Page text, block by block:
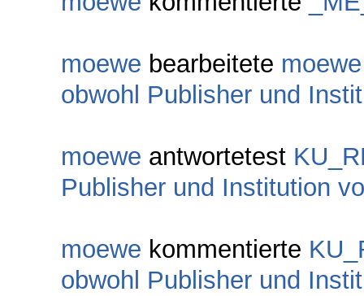
moewe bearbeitete moewe
obwohl Publisher und
moewe antwortetest
Publisher und Institution
moewe kommentierte
obwohl Publisher und